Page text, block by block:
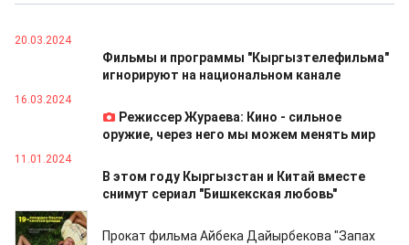
20.03.2024
Фильмы и программы "Кыргызтелефильма"
игнорируют на национальном канале
16.03.2024
Режиссер Жураева: Кино - сильное
оружие, через него мы можем менять мир
11.01.2024
В этом году Кыргызстан и Китай вместе
снимут сериал "Бишкекская любовь"
30.12.2022
Прокат фильма Айбека Дайырбекова "Запах